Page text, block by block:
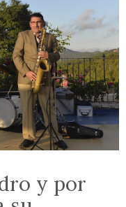
y por